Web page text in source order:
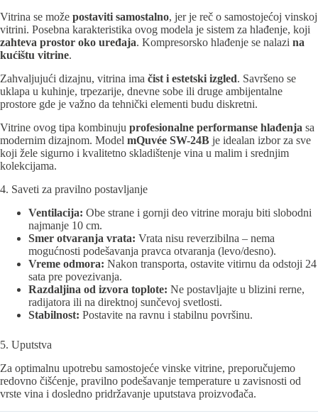
Vitrina se može postaviti samostalno, jer je reč o samostojećoj vinskoj
vitrini. Posebna karakteristika ovog modela je sistem za hlađenje, koji
zahteva prostor oko uređaja. Kompresorsko hlađenje se nalazi na
kućištu vitrine.
Zahvaljujući dizajnu, vitrina ima čist i estetski izgled. Savršeno se
uklapa u kuhinje, trpezarije, dnevne sobe ili druge ambijentalne
prostore gde je važno da tehnički elementi budu diskretni.
Vitrine ovog tipa kombinuju profesionalne performanse hlađenja sa
modernim dizajnom. Model mQuvée SW-24B je idealan izbor za sve
koji žele sigurno i kvalitetno skladištenje vina u malim i srednjim
kolekcijama.
4. Saveti za pravilno postavljanje
Ventilacija: Obe strane i gornji deo vitrine moraju biti slobodni
najmanje 10 cm.
Smer otvaranja vrata: Vrata nisu reverzibilna – nema
mogućnosti podešavanja pravca otvaranja (levo/desno).
Vreme odmora: Nakon transporta, ostavite vitirnu da odstoji 24
sata pre povezivanja.
Razdaljina od izvora toplote: Ne postavljajte u blizini rerne,
radijatora ili na direktnoj sunčevoj svetlosti.
Stabilnost: Postavite na ravnu i stabilnu površinu.
5. Uputstva
Za optimalnu upotrebu samostojeće vinske vitrine, preporučujemo
redovno čišćenje, pravilno podešavanje temperature u zavisnosti od
vrste vina i dosledno pridržavanje uputstava proizvođača.